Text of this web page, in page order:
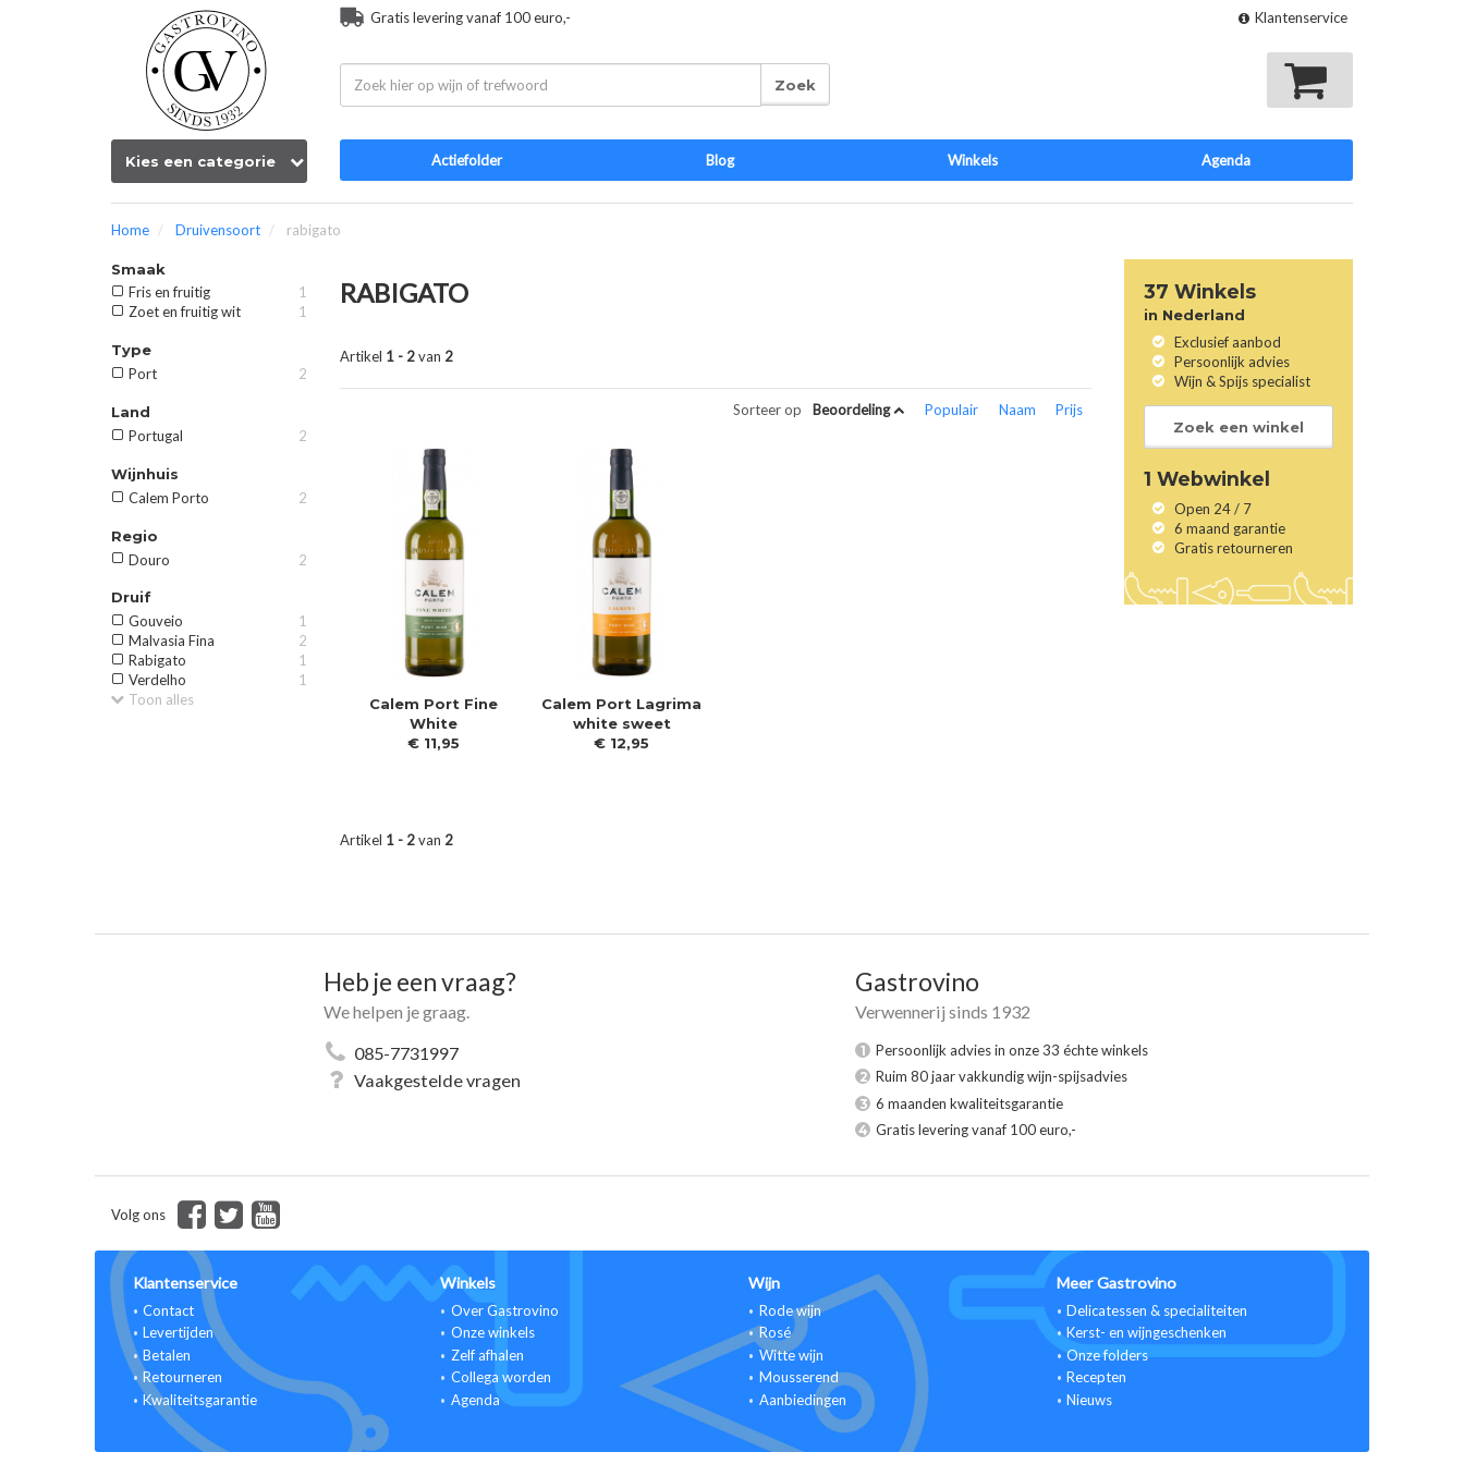
Gratis levering vanaf 100 euro,- Klantenservice
Zoek
Mijn winkelmand
Kies een categorie Actiefolder Blog Winkels Agenda
Home Druivensoort rabigato
Smaak
1
Fris en fruitig
1
Zoet en fruitig wit
Type
2
Port
Land
2
Portugal
Wijnhuis
2
Calem Porto
Regio
2
Douro
Druif
1
Gouveio
2
Malvasia Fina
1
Rabigato
1
Verdelho
Toon alles
RABIGATO
Artikel 1 - 2van 2
Sorteer op Beoordeling Populair Naam Prijs
Calem Port Fine
White
€ 11,95
Calem Port Lagrima
white sweet
€ 12,95
Artikel 1 - 2van 2
37 Winkels
in Nederland
Exclusief aanbod
Persoonlijk advies
Wijn & Spijs specialist
Zoek een winkel
1 Webwinkel
Open 24 / 7
6 maand garantie
Gratis retourneren
Heb je een vraag?
We helpen je graag.
085-7731997
Vaakgestelde vragen
Gastrovino
Verwennerij sinds 1932
1 Persoonlijk advies in onze 33 échte winkels
2 Ruim 80 jaar vakkundig wijn-spijsadvies
3 6 maanden kwaliteitsgarantie
4 Gratis levering vanaf 100 euro,-
Volg ons
Klantenservice
Contact
Levertijden
Betalen
Retourneren
Kwaliteitsgarantie
Winkels
Over Gastrovino
Onze winkels
Zelf afhalen
Collega worden
Agenda
Wijn
Rode wijn
Rosé
Witte wijn
Mousserend
Aanbiedingen
Meer Gastrovino
Delicatessen & specialiteiten
Kerst- en wijngeschenken
Onze folders
Recepten
Nieuws